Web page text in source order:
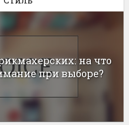
на что
при выборе?